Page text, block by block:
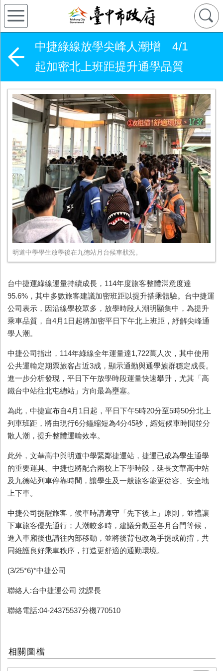
中捷綠線放學尖峰人潮增 4/1
起加密北上班距提升通學品質
明道中學學生放學後在九德站月台候車狀況。
台中捷運綠線運量持續成長，114年度旅客整體滿意度達
95.6%，其中多數旅客建議加密班距以提升搭乘體驗。台中捷運
公司表示，因沿線學校眾多，放學時段人潮明顯集中，為提升
乘車品質，自4月1日起將加密平日下午北上班距，紓解尖峰通
學人潮。
中捷公司指出，114年綠線全年運量達1,722萬人次，其中使用
公共運輸定期票旅客占近3成，顯示通勤與通學族群穩定成長。
進一步分析發現，平日下午放學時段運量快速攀升，尤其「高
鐵台中站往北屯總站」方向最為壅塞。
為此，中捷宣布自4月1日起，平日下午5時20分至5時50分北上
列車班距，將由現行6分鐘縮短為4分45秒，縮短候車時間並分
散人潮，提升整體運輸效率。
此外，文華高中與明道中學緊鄰捷運站，捷運已成為學生通學
的重要運具。中捷也將配合兩校上下學時段，延長文華高中站
及九德站列車停靠時間，讓學生及一般旅客能更從容、安全地
上下車。
中捷公司提醒旅客，候車時請遵守「先下後上」原則，並禮讓
下車旅客優先通行；人潮較多時，建議分散至各月台門等候，
進入車廂後也請往內部移動，並將後背包改為手提或前揹，共
同維護良好乘車秩序，打造更舒適的通勤環境。
(3/25*6)*中捷公司
聯絡人:台中捷運公司 沈課長
聯絡電話:04-24375537分機770510
相關圖檔